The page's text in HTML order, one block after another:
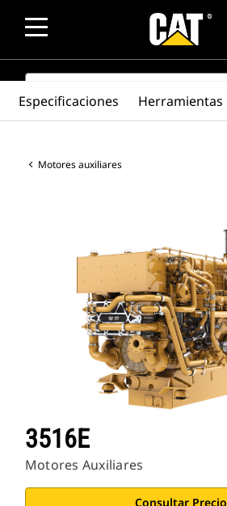
SEARCH
Motores auxiliares
3516E
Motores Auxiliares
Consultar Precio
Especificaciones Herramientas